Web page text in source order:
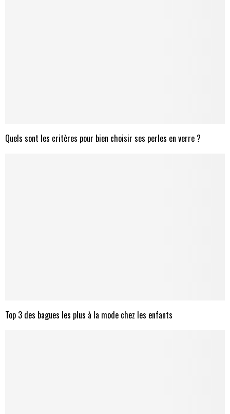
Quels sont les critères pour bien choisir ses perles en verre ?
Top 3 des bagues les plus à la mode chez les enfants